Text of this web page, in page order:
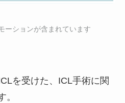
ーションが含まれています
を受けた、ICL手術に関
。